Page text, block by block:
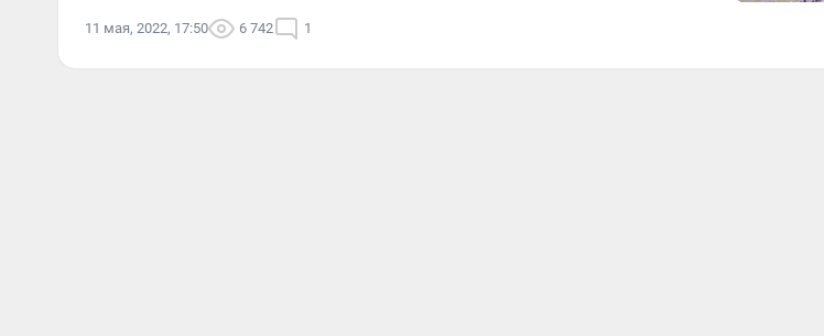
11 мая, 2022, 17:50 6 742 1